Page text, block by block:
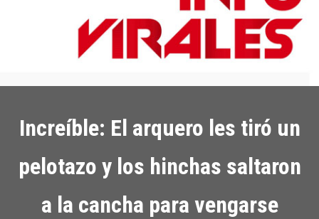
Increíble: El arquero les tiró un
pelotazo y los hinchas saltaron
a la cancha para vengarse